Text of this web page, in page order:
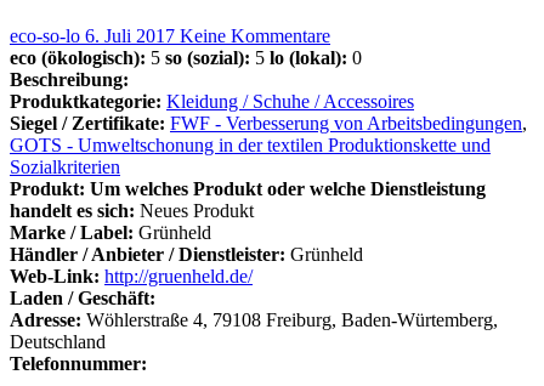
eco-so-lo 6. Juli 2017 Keine Kommentare
eco (ökologisch): 5 so (sozial): 5 lo (lokal): 0
Beschreibung:
Produktkategorie: Kleidung / Schuhe / Accessoires
Siegel / Zertifikate: FWF - Verbesserung von Arbeitsbedingungen,
GOTS - Umweltschonung in der textilen Produktionskette und
Sozialkriterien
Produkt: Um welches Produkt oder welche Dienstleistung
handelt es sich: Neues Produkt
Marke / Label: Grünheld
Händler / Anbieter / Dienstleister: Grünheld
Web-Link: http://gruenheld.de/
Laden / Geschäft:
Adresse: Wöhlerstraße 4, 79108 Freiburg, Baden-Würtemberg,
Deutschland
Telefonnummer: